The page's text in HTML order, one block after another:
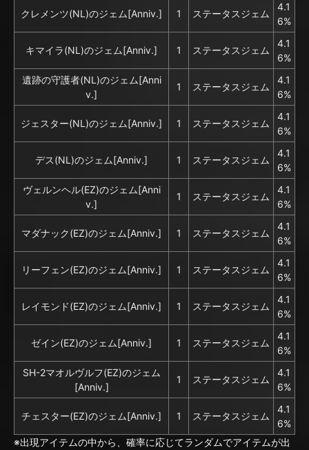
クレメンツ(NL)のジェム[Anniv.] 1 ステータスジェム
4.1
6%
キマイラ(NL)のジェム[Anniv.] 1 ステータスジェム
4.1
6%
遺跡の守護者(NL)のジェム[Anni
v.]
1 ステータスジェム
4.1
6%
ジェスター(NL)のジェム[Anniv.] 1 ステータスジェム
4.1
6%
デス(NL)のジェム[Anniv.] 1 ステータスジェム
4.1
6%
ヴェルンヘル(EZ)のジェム[Anni
v.]
1 ステータスジェム
4.1
6%
マダナック(EZ)のジェム[Anniv.] 1 ステータスジェム
4.1
6%
リーフェン(EZ)のジェム[Anniv.] 1 ステータスジェム
4.1
6%
レイモンド(EZ)のジェム[Anniv.] 1 ステータスジェム
4.1
6%
ゼイン(EZ)のジェム[Anniv.] 1 ステータスジェム
4.1
6%
SH-2マオルヴルフ(EZ)のジェム
[Anniv.]
1 ステータスジェム
4.1
6%
チェスター(EZ)のジェム[Anniv.] 1 ステータスジェム
4.1
6%
※出現アイテムの中から、確率に応じてランダムでアイテムが出